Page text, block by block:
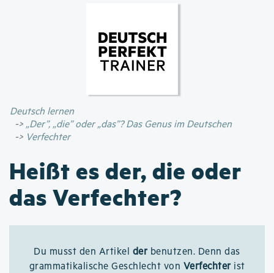
Inhalt
Deutsch lernen
„Der”, „die” oder „das”? Das Genus im Deutschen
Verfechter
Heißt es der, die oder
das Verfechter?
Du musst den Artikel der benutzen. Denn das
grammatikalische Geschlecht von Verfechter ist